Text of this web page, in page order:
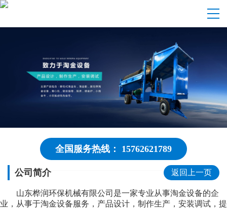
全国服务热线： 15762621789
公司简介 返回上一页
山东桦润环保机械有限公司是一家专业从事淘金设备的企
业，从事于淘金设备服务，产品设计，制作生产，安装调试，提